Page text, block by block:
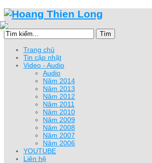
Tìm
Trang chủ
Tin cập nhật
Video - Audio
Audio
Năm 2014
Năm 2013
Năm 2012
Năm 2011
Năm 2010
Năm 2009
Năm 2008
Năm 2007
Năm 2006
YOUTUBE
Liên hệ